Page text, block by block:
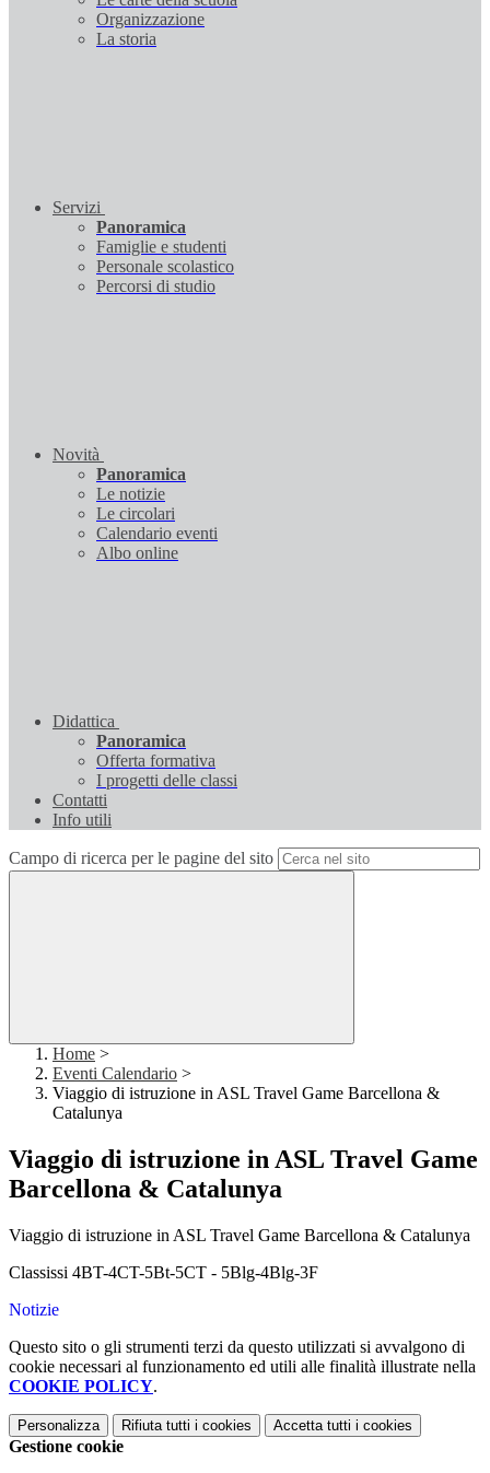
Organizzazione
La storia
Servizi
Panoramica
Famiglie e studenti
Personale scolastico
Percorsi di studio
Novità
Panoramica
Le notizie
Le circolari
Calendario eventi
Albo online
Didattica
Panoramica
Offerta formativa
I progetti delle classi
Contatti
Info utili
Campo di ricerca per le pagine del sito
Home >
Eventi Calendario >
Viaggio di istruzione in ASL Travel Game Barcellona &
Catalunya
Viaggio di istruzione in ASL Travel Game
Barcellona & Catalunya
Viaggio di istruzione in ASL Travel Game Barcellona & Catalunya
Classissi 4BT-4CT-5Bt-5CT - 5Blg-4Blg-3F
Notizie
Questo sito o gli strumenti terzi da questo utilizzati si avvalgono di
cookie necessari al funzionamento ed utili alle finalità illustrate nella
COOKIE POLICY.
Personalizza Rifiuta tutti i cookies Accetta tutti i cookies
Gestione cookie